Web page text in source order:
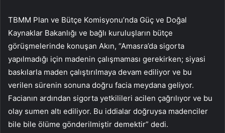
TBMM Plan ve Bütçe Komisyonu’nda Güç ve Doğal
Kaynaklar Bakanlığı ve bağlı kuruluşların bütçe
görüşmelerinde konuşan Akın, “Amasra’da sigorta
yapılmadığı için madenin çalışmaması gerekirken; siyasi
baskılarla maden çalıştırılmaya devam ediliyor ve bu
verilen sürenin sonuna doğru facia meydana geliyor.
Facianın ardından sigorta yetkilileri acilen çağrılıyor ve bu
olay sumen altı ediliyor. Bu iddialar doğruysa madenciler
bile bile ölüme gönderilmiştir demektir” dedi.